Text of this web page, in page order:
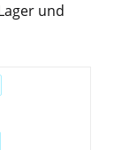
und